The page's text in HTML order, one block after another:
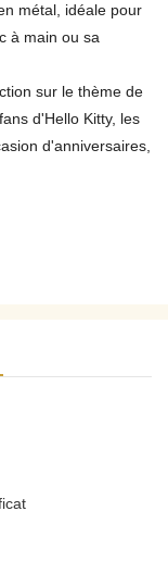
métal, idéale pour
à main ou sa
sur le thème de
d'Hello Kitty, les
d'anniversaires,